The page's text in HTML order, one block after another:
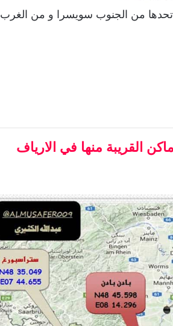
و تحدها من الجنوب سويسرا و من الغرب
القريبة منها في الارياف